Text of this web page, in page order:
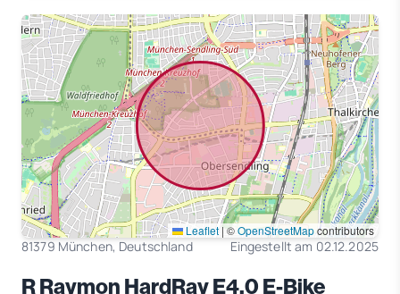
Leaflet|©OpenStreetMapcontributors
81379 München, Deutschland Eingestellt am 02.12.2025
R Raymon HardRay E4.0 E-Bike